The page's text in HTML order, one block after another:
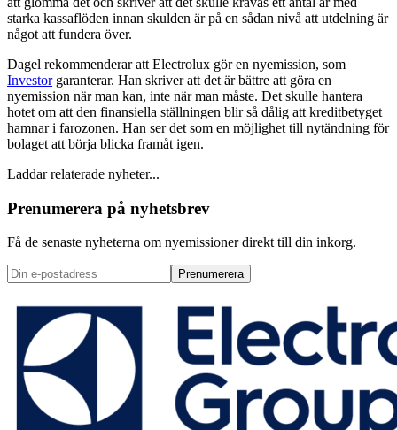
starka kassaflöden innan skulden är på en sådan nivå att utdelning är
något att fundera över.
Dagel rekommenderar att Electrolux gör en nyemission, som
Investorgaranterar. Han skriver att det är bättre att göra en
nyemission när man kan, inte när man måste. Det skulle hantera
hotet om att den finansiella ställningen blir så dålig att kreditbetyget
hamnar i farozonen. Han ser det som en möjlighet till nytändning för
bolaget att börja blicka framåt igen.
Laddar relaterade nyheter...
Prenumerera på nyhetsbrev
Få de senaste nyheterna om nyemissioner direkt till din inkorg.
Prenumerera